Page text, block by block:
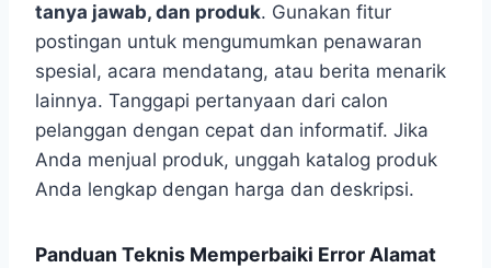
tanya jawab, dan produk. Gunakan fitur
postingan untuk mengumumkan penawaran
spesial, acara mendatang, atau berita menarik
lainnya. Tanggapi pertanyaan dari calon
pelanggan dengan cepat dan informatif. Jika
Anda menjual produk, unggah katalog produk
Anda lengkap dengan harga dan deskripsi.
Panduan Teknis Memperbaiki Error Alamat